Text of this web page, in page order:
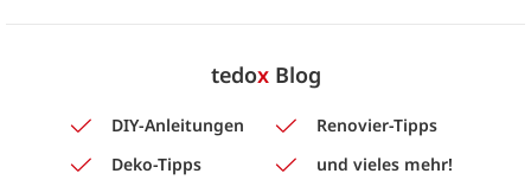
tedoxBlog
DIY-Anleitungen
Renovier-Tipps
Deko-Tipps
und vieles mehr!